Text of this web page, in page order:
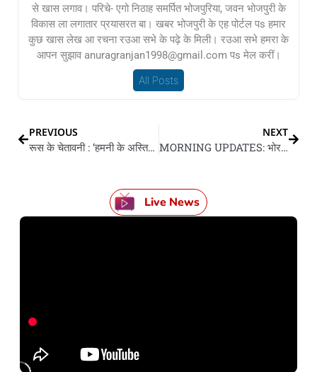
से खास लगाव। परिचे- एगो निठाह समर्पित भोजपुरिया, जवन भोजपुरी के
विकास ला लगातार प्रयासरत बा। खबर भोजपुरी के एह पोर्टल पs हमार
कुछ खास लेख आ रचना रउआ सभे के पढ़े के मिली। रउआ सभे हमरा के
आपन सुझाव anuragranjan1998@gmail.com पs मेल करीं।
All Posts
PREVIOUS
रूस के चेतावनी : ‘हमनी के अस्तित्व पs मंडराइल खतरा त कइल जाई पsमाणु हथियार के इस्तेमाल
NEXT
MORNING UPDATES: भोर के 10 गो बड़ खबर
Live News